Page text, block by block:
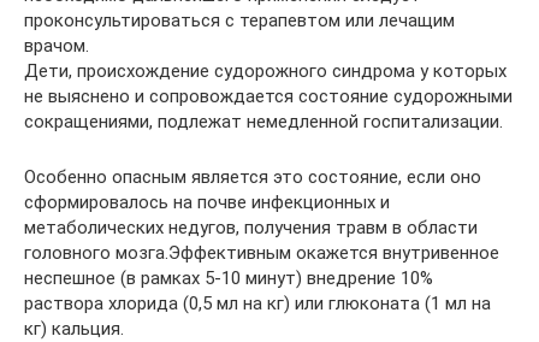
проконсультироваться с терапевтом или лечащим
врачом.
Дети, происхождение судорожного синдрома у которых
не выяснено и сопровождается состояние судорожными
сокращениями, подлежат немедленной госпитализации.
Особенно опасным является это состояние, если оно
сформировалось на почве инфекционных и
метаболических недугов, получения травм в области
головного мозга.Эффективным окажется внутривенное
неспешное (в рамках 5-10 минут) внедрение 10%
раствора хлорида (0,5 мл на кг) или глюконата (1 мл на
кг) кальция.